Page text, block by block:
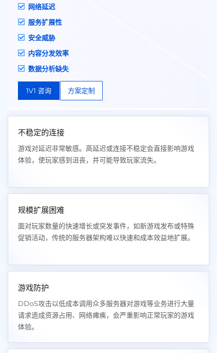
网络延迟
服务扩展性
安全威胁
内容分发效率
数据分析缺失
1V1 咨询 方案定制
不稳定的连接
游戏对延迟非常敏感。高延迟或连接不稳定会直接影响游戏
体验，使玩家感到沮丧，并可能导致玩家流失。
规模扩展困难
面对玩家数量的快速增长或突发事件，如新游戏发布或特殊
促销活动，传统的服务器架构难以快速和成本效益地扩展。
游戏防护
DDoS攻击以低成本调用众多服务器对游戏等业务进行大量
请求造成资源占用、网络瘫痪，会严重影响正常玩家的游戏
体验。